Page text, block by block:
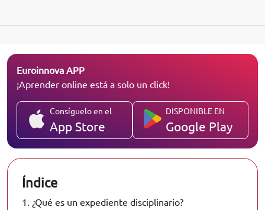
Euroinnova APP
¡Aprender online está a solo un click!
Consíguelo en el
App Store
DISPONIBLE EN
Google Play
Índice
1. ¿Qué es un expediente disciplinario?